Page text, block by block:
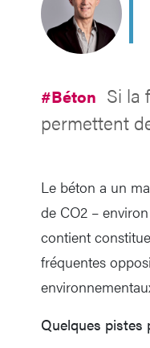
#Béton Si la
permettent
Le béton a un
de CO2 –
contient
fréquentes
Quelques pistes